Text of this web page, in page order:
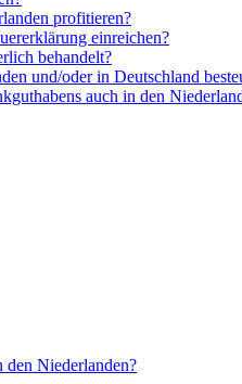
profitieren?
einreichen?
behandelt?
und/oder in Deutschland
auch in den
den Niederlanden?